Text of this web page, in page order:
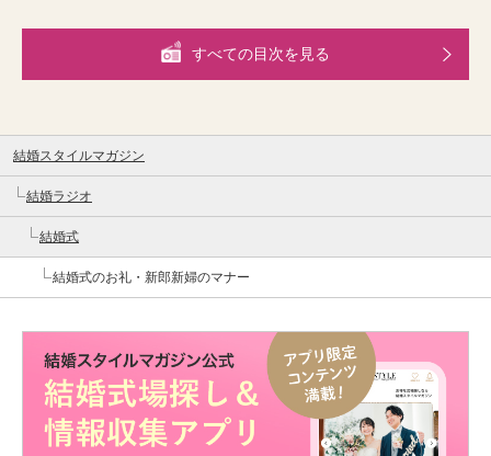
すべての目次を見る
結婚スタイルマガジン
結婚ラジオ
結婚式
結婚式のお礼・新郎新婦のマナー